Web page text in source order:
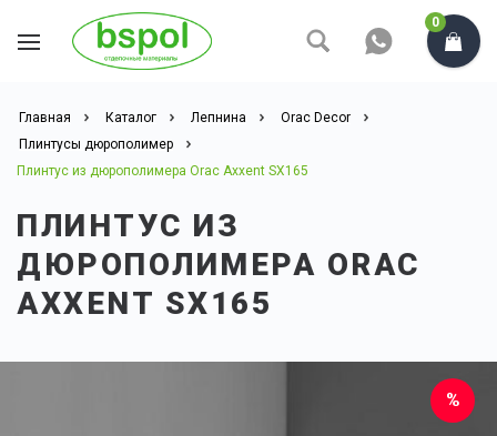
0
Главная Каталог Лепнина
Orac Decor
Плинтусы дюрополимер
Плинтус из дюрополимера Orac Axxent SX165
ПЛИНТУС ИЗ
ДЮРОПОЛИМЕРА ORAC
AXXENT SX165